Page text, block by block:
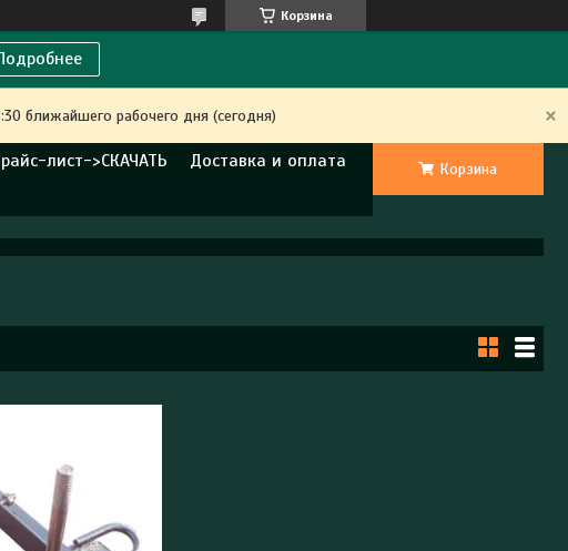
Корзина
ближайшего рабочего дня (сегодня)
лист->СКАЧАТЬ
Доставка и оплата
Корзина